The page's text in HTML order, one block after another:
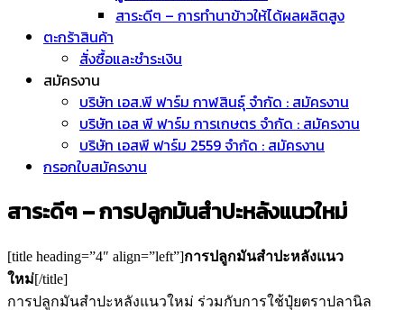
สาระดีๆ – การทำนาข้าวให้ได้ผลผลิตสูง
ตะกร้าสินค้า
สั่งซื้อและชำระเงิน
สมัครงาน
บริษัท เอส.พี ฟาร์ม กาฬสินธุ์ จำกัด : สมัครงาน
บริษัท เอส พี ฟาร์ม การเกษตร จำกัด : สมัครงาน
บริษัท เอสพี ฟาร์ม 2559 จำกัด : สมัครงาน
กรอกใบสมัครงาน
สาระดีๆ – การปลูกมันสำปะหลังแนวใหม่
[title heading=”4″ align=”left”]การปลูกมันสำปะหลังแนว
ใหม่[/title]
การปลูกมันสำปะหลังแนวใหม่ ร่วมกับการใช้ปุ๋ยตราปลานิล